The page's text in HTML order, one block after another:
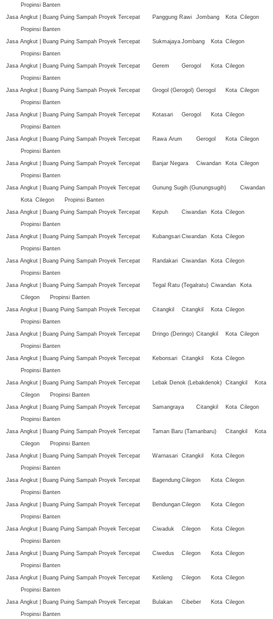
Propinsi Banten
Jasa Angkut | Buang Puing Sampah Proyek Tercepat
Panggung Rawi Jombang Kota Cilegon
Propinsi Banten
Jasa Angkut | Buang Puing Sampah Proyek Tercepat
Sukmajaya Jombang Kota Cilegon
Propinsi Banten
Jasa Angkut | Buang Puing Sampah Proyek Tercepat
Gerem Gerogol Kota Cilegon
Propinsi Banten
Jasa Angkut | Buang Puing Sampah Proyek Tercepat
Grogol (Gerogol) Gerogol Kota Cilegon
Propinsi Banten
Jasa Angkut | Buang Puing Sampah Proyek Tercepat
Kotasari Gerogol Kota Cilegon
Propinsi Banten
Jasa Angkut | Buang Puing Sampah Proyek Tercepat
Rawa Arum Gerogol Kota Cilegon
Propinsi Banten
Jasa Angkut | Buang Puing Sampah Proyek Tercepat
Banjar Negara Ciwandan Kota Cilegon
Propinsi Banten
Jasa Angkut | Buang Puing Sampah Proyek Tercepat
Gunung Sugih (Gunungsugih)
Ciwandan
Kota Cilegon
Propinsi Banten
Jasa Angkut | Buang Puing Sampah Proyek Tercepat
Kepuh Ciwandan Kota Cilegon
Propinsi Banten
Jasa Angkut | Buang Puing Sampah Proyek Tercepat
Kubangsari Ciwandan Kota Cilegon
Propinsi Banten
Jasa Angkut | Buang Puing Sampah Proyek Tercepat
Randakari Ciwandan Kota Cilegon
Propinsi Banten
Jasa Angkut | Buang Puing Sampah Proyek Tercepat
Tegal Ratu (Tegalratu) Ciwandan
Kota
Cilegon
Propinsi Banten
Jasa Angkut | Buang Puing Sampah Proyek Tercepat
Citangkil Citangkil Kota Cilegon
Propinsi Banten
Jasa Angkut | Buang Puing Sampah Proyek Tercepat
Dringo (Deringo) Citangkil Kota Cilegon
Propinsi Banten
Jasa Angkut | Buang Puing Sampah Proyek Tercepat
Kebonsari Citangkil Kota Cilegon
Propinsi Banten
Jasa Angkut | Buang Puing Sampah Proyek Tercepat
Lebak Denok (Lebakdenok) Citangkil
Kota
Cilegon
Propinsi Banten
Jasa Angkut | Buang Puing Sampah Proyek Tercepat
Samangraya Citangkil Kota Cilegon
Propinsi Banten
Jasa Angkut | Buang Puing Sampah Proyek Tercepat
Taman Baru (Tamanbaru) Citangkil
Kota
Cilegon
Propinsi Banten
Jasa Angkut | Buang Puing Sampah Proyek Tercepat
Warnasari Citangkil Kota Cilegon
Propinsi Banten
Jasa Angkut | Buang Puing Sampah Proyek Tercepat
Bagendung Cilegon Kota Cilegon
Propinsi Banten
Jasa Angkut | Buang Puing Sampah Proyek Tercepat
Bendungan Cilegon Kota Cilegon
Propinsi Banten
Jasa Angkut | Buang Puing Sampah Proyek Tercepat
Ciwaduk Cilegon Kota Cilegon
Propinsi Banten
Jasa Angkut | Buang Puing Sampah Proyek Tercepat
Ciwedus Cilegon Kota Cilegon
Propinsi Banten
Jasa Angkut | Buang Puing Sampah Proyek Tercepat
Ketileng Cilegon Kota Cilegon
Propinsi Banten
Jasa Angkut | Buang Puing Sampah Proyek Tercepat
Bulakan Cibeber Kota Cilegon
Propinsi Banten